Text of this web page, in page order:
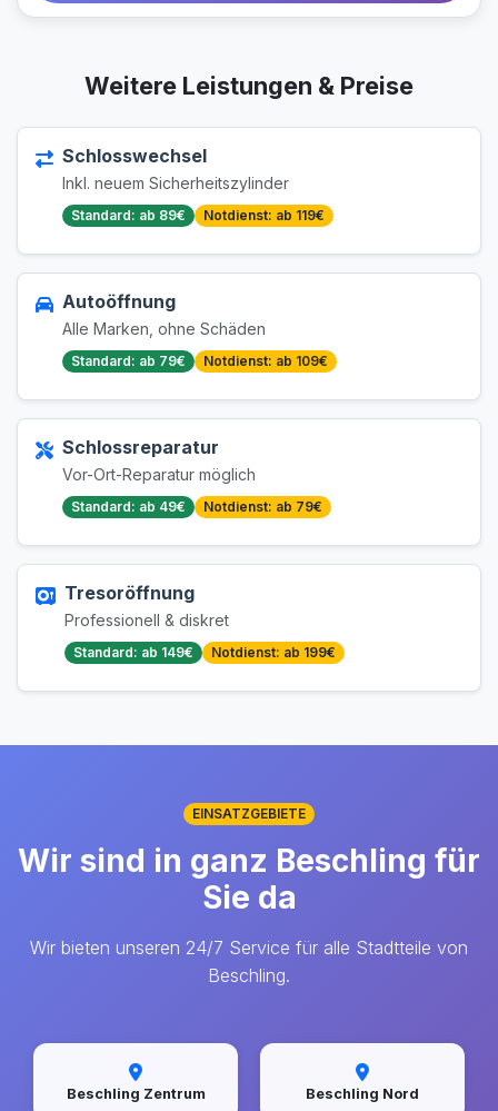
Weitere Leistungen & Preise
Schlosswechsel
Inkl. neuem Sicherheitszylinder
Standard: ab 89€ Notdienst: ab 119€
Autoöffnung
Alle Marken, ohne Schäden
Standard: ab 79€ Notdienst: ab 109€
Schlossreparatur
Vor-Ort-Reparatur möglich
Standard: ab 49€ Notdienst: ab 79€
Tresoröffnung
Professionell & diskret
Standard: ab 149€ Notdienst: ab 199€
EINSATZGEBIETE
Wir sind in ganz Beschling für
Sie da
Wir bieten unseren 24/7 Service für alle Stadtteile von
Beschling.
Beschling Zentrum Beschling Nord